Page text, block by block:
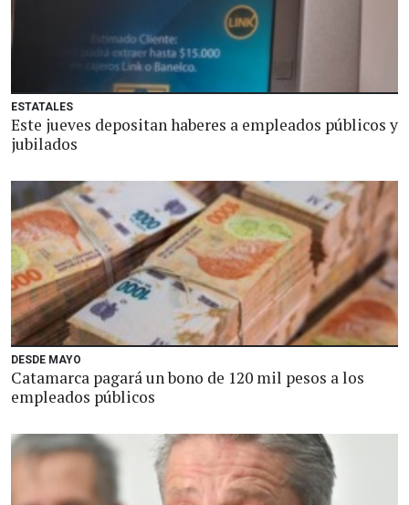
ESTATALES
Este jueves depositan haberes a empleados públicos y
jubilados
DESDE MAYO
Catamarca pagará un bono de 120 mil pesos a los
empleados públicos